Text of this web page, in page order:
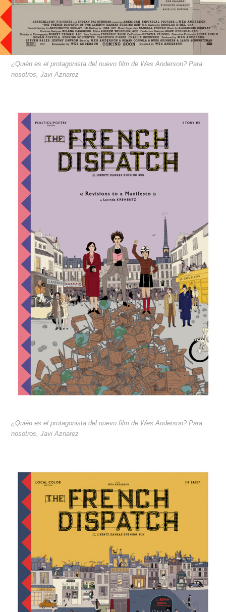
¿Quién es el protagonista del nuevo film de Wes Anderson? Para
nosotros, Javi Aznarez
¿Quién es el protagonista del nuevo film de Wes Anderson? Para
nosotros, Javi Aznarez